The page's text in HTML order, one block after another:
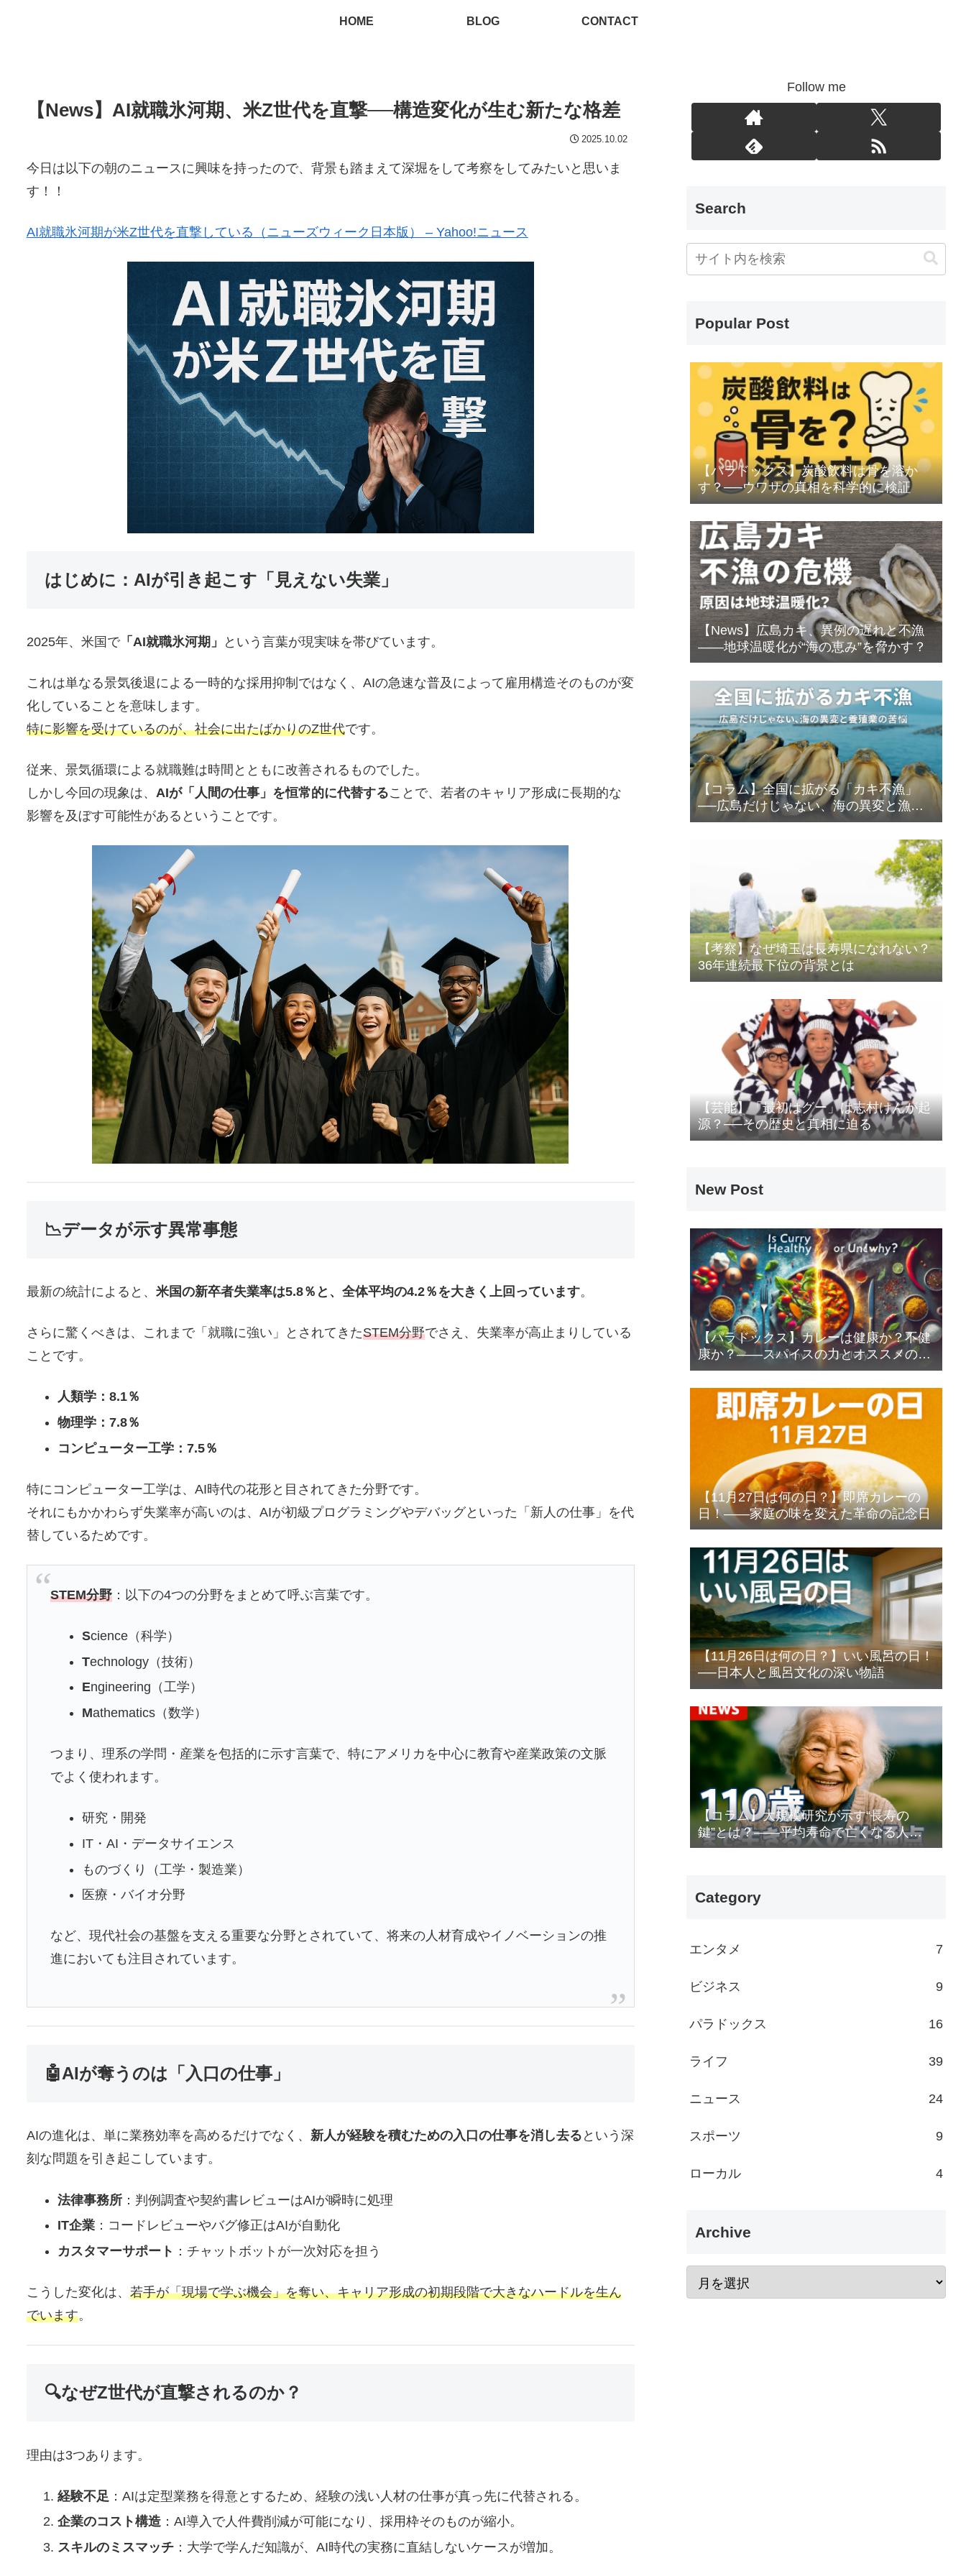
HOME BLOG CONTACT
【News】AI就職氷河期、米Z世代を直撃──構造変化が生む新たな格差
2025.10.02
今日は以下の朝のニュースに興味を持ったので、背景も踏まえて深堀をして考察をしてみたいと思いま
す！！
AI就職氷河期が米Z世代を直撃している（ニューズウィーク日本版） – Yahoo!ニュース
はじめに：AIが引き起こす「見えない失業」
2025年、米国で「AI就職氷河期」 という言葉が現実味を帯びています。
これは単なる景気後退による一時的な採用抑制ではなく、AIの急速な普及によって雇用構造そのものが変
化していることを意味します。
特に影響を受けているのが、社会に出たばかりのZ世代です。
従来、景気循環による就職難は時間とともに改善されるものでした。
しかし今回の現象は、 AIが「人間の仕事」を恒常的に代替することで、若者のキャリア形成に長期的な
影響を及ぼす可能性があるということです。
📉データが示す異常事態
最新の統計によると、 米国の新卒者失業率は5.8％と、全体平均の4.2％を大きく上回っています。
さらに驚くべきは、これまで「就職に強い」とされてきたSTEM分野でさえ、失業率が高止まりしている
ことです。
人類学：8.1％
物理学：7.8％
コンピューター工学：7.5％
特にコンピューター工学は、AI時代の花形と目されてきた分野です。
それにもかかわらず失業率が高いのは、AIが初級プログラミングやデバッグといった「新人の仕事」を代
替しているためです。
STEM分野 ：以下の4つの分野をまとめて呼ぶ言葉です。
Science（科学）
Technology（技術）
Engineering（工学）
Mathematics（数学）
つまり、理系の学問・産業を包括的に示す言葉で、特にアメリカを中心に教育や産業政策の文脈
でよく使われます。
研究・開発
IT・AI・データサイエンス
ものづくり（工学・製造業）
医療・バイオ分野
など、現代社会の基盤を支える重要な分野とされていて、将来の人材育成やイノベーションの推
進においても注目されています。
🤖AIが奪うのは「入口の仕事」
AIの進化は、単に業務効率を高めるだけでなく、 新人が経験を積むための入口の仕事を消し去る という深
刻な問題を引き起こしています。
法律事務所 ：判例調査や契約書レビューはAIが瞬時に処理
IT企業 ：コードレビューやバグ修正はAIが自動化
カスタマーサポート ：チャットボットが一次対応を担う
こうした変化は、 若手が「現場で学ぶ機会」を奪い、キャリア形成の初期段階で大きなハードルを生ん
でいます。
🔍なぜZ世代が直撃されるのか？
理由は3つあります。
経験不足 ：AIは定型業務を得意とするため、経験の浅い人材の仕事が真っ先に代替される。
企業のコスト構造 ：AI導入で人件費削減が可能になり、採用枠そのものが縮小。
スキルのミスマッチ ：大学で学んだ知識が、AI時代の実務に直結しないケースが増加。
Follow me
Search
Popular Post
【パラドックス】炭酸飲料は骨を溶か
す？──ウワサの真相を科学的に検証
【News】広島カキ、異例の遅れと不漁
――地球温暖化が“海の恵み”を脅かす？
【コラム】全国に拡がる「カキ不漁」
──広島だけじゃない、海の異変と漁師
の苦悩
【考察】なぜ埼玉は長寿県になれない？
36年連続最下位の背景とは
【芸能】「最初はグー」は志村けんが起
源？──その歴史と真相に迫る
New Post
【パラドックス】カレーは健康か？不健
康か？――スパイスの力とオススメの食
べ方
【11月27日は何の日？】即席カレーの
日！――家庭の味を変えた革命の記念日
【11月26日は何の日？】いい風呂の日！
──日本人と風呂文化の深い物語
【コラム】大規模研究が示す“長寿の
鍵”とは？――平均寿命で亡くなる人と
100歳以上生きる人
Category
エンタメ 7
ビジネス 9
パラドックス 16
ライフ 39
ニュース 24
スポーツ 9
ローカル 4
Archive